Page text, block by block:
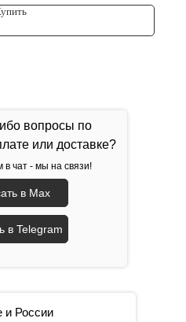
вопросы по
или доставке?
чат - мы на связи!
в Max
в Telegram
и России